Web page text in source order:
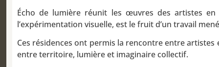
Écho de lumière réunit les œuvres des artistes en
l’expérimentation visuelle, est le fruit d’un travail
Ces résidences ont permis la rencontre entre
entre territoire, lumière et imaginaire collectif.